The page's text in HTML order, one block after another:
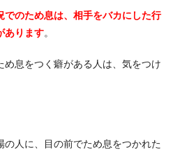
でのため息は、相手をバカにした行
あります。
め息をつく癖がある人は、気をつけ
の人に、目の前でため息をつかれた